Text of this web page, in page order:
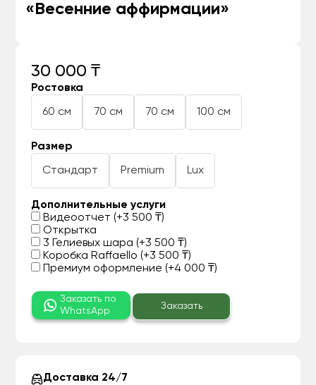
«Весенние аффирмации»
30 000 ₸
Ростовка
60 см 70 см 70 см 100 см
Размер
Стандарт Premium Lux
Дополнительные услуги
Видеоотчет (+3 500 ₸)
Открытка
3 Гелиевых шара (+3 500 ₸)
Коробка Raffaello (+3 500 ₸)
Премиум оформление (+4 000 ₸)
Заказать по
WhatsApp
Заказать
Доставка 24/7